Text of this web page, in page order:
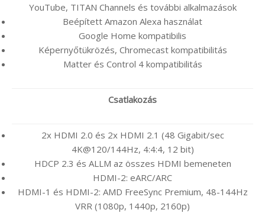
YouTube, TITAN Channels és további alkalmazások
Beépített Amazon Alexa használat
Google Home kompatibilis
Képernyőtükrözés, Chromecast kompatibilitás
Matter és Control 4 kompatibilitás
Csatlakozás
2x HDMI 2.0 és 2x HDMI 2.1 (48 Gigabit/sec
4K@120/144Hz, 4:4:4, 12 bit)
HDCP 2.3 és ALLM az összes HDMI bemeneten
HDMI-2: eARC/ARC
HDMI-1 és HDMI-2: AMD FreeSync Premium, 48-144Hz
VRR (1080p, 1440p, 2160p)